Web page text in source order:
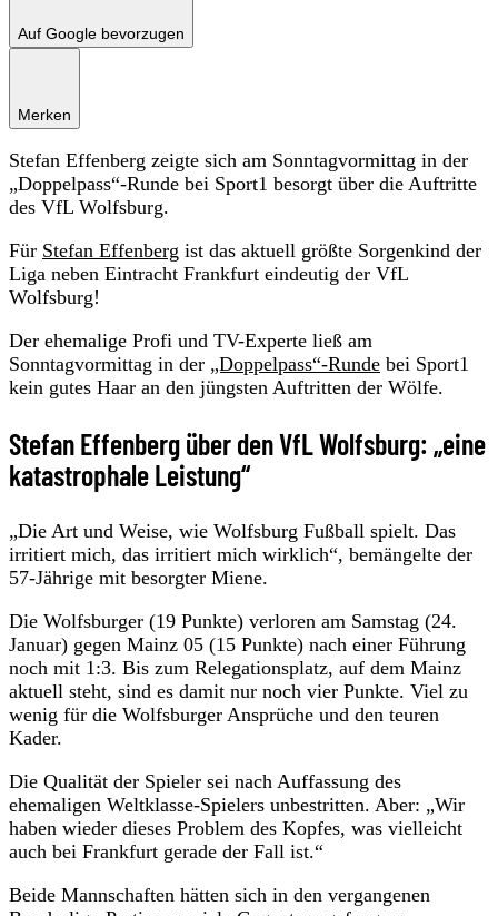
Auf Google bevorzugen
Merken
Stefan Effenberg zeigte sich am Sonntagvormittag in der
„Doppelpass“-Runde bei Sport1 besorgt über die Auftritte
des VfL Wolfsburg.
Für Stefan Effenberg ist das aktuell größte Sorgenkind der
Liga neben Eintracht Frankfurt eindeutig der VfL
Wolfsburg!
Der ehemalige Profi und TV-Experte ließ am
Sonntagvormittag in der „Doppelpass“-Runde bei Sport1
kein gutes Haar an den jüngsten Auftritten der Wölfe.
Stefan Effenberg über den VfL Wolfsburg: „eine
katastrophale Leistung“
„Die Art und Weise, wie Wolfsburg Fußball spielt. Das
irritiert mich, das irritiert mich wirklich“, bemängelte der
57-Jährige mit besorgter Miene.
Die Wolfsburger (19 Punkte) verloren am Samstag (24.
Januar) gegen Mainz 05 (15 Punkte) nach einer Führung
noch mit 1:3. Bis zum Relegationsplatz, auf dem Mainz
aktuell steht, sind es damit nur noch vier Punkte. Viel zu
wenig für die Wolfsburger Ansprüche und den teuren
Kader.
Die Qualität der Spieler sei nach Auffassung des
ehemaligen Weltklasse-Spielers unbestritten. Aber: „Wir
haben wieder dieses Problem des Kopfes, was vielleicht
auch bei Frankfurt gerade der Fall ist.“
Beide Mannschaften hätten sich in den vergangenen